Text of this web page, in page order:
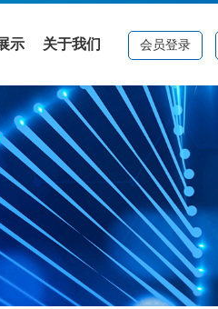
会员登录
示
示
案
关于我们
公司简介
品牌资质